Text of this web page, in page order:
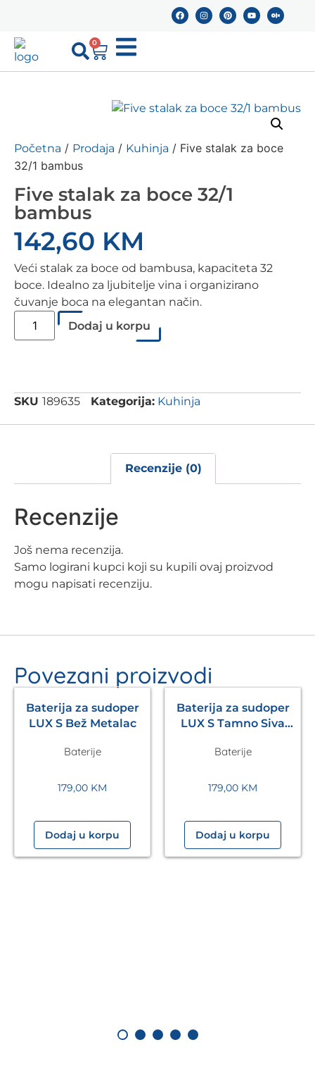
0
Početna / Prodaja / Kuhinja / Five stalak za boce
32/1 bambus
Five stalak za boce 32/1
bambus
142,60 KM
Veći stalak za boce od bambusa, kapaciteta 32
boce. Idealno za ljubitelje vina i organizirano
čuvanje boca na elegantan način.
Dodaj u korpu
SKU 189635 Kategorija: Kuhinja
Recenzije (0)
Recenzije
Još nema recenzija.
Samo logirani kupci koji su kupili ovaj proizvod
mogu napisati recenziju.
Povezani proizvodi
Baterija za sudoper
LUX S Bež Metalac
Baterije
179,00 KM
Dodaj u korpu
Baterija za sudoper
LUX S Tamno Siva
Baterije
179,00 KM
Dodaj u korpu